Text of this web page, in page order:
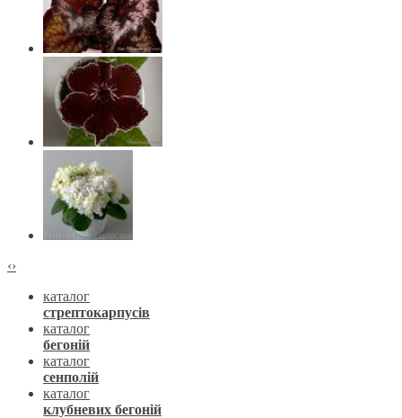
‹›
каталог
стрептокарпусів
каталог
бегоній
каталог
сенполій
каталог
клубневих бегоній